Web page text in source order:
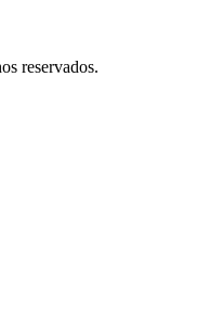
reservados.